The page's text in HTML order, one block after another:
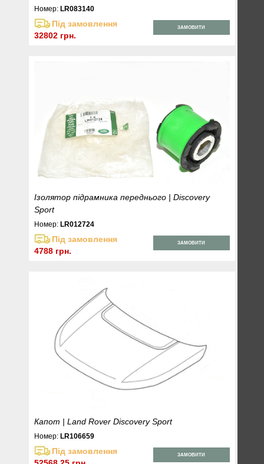
Номер: LR083140
Під замовлення
32802 грн.
ЗАМОВИТИ
Ізолятор підрамника переднього | Discovery
Sport
Номер: LR012724
Під замовлення
4788 грн.
ЗАМОВИТИ
Капот | Land Rover Discovery Sport
Номер: LR106659
Під замовлення
ЗАМОВИТИ